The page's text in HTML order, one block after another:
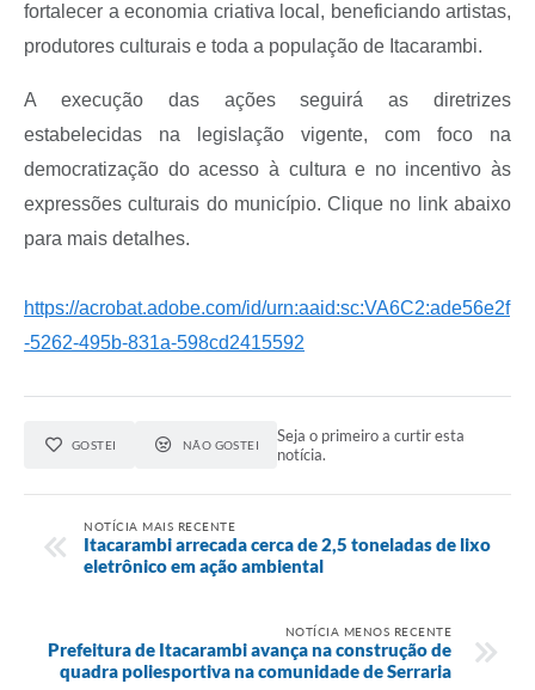
fortalecer a economia criativa local, beneficiando artistas,
produtores culturais e toda a população de Itacarambi.
A execução das ações seguirá as diretrizes
estabelecidas na legislação vigente, com foco na
democratização do acesso à cultura e no incentivo às
expressões culturais do município. Clique no link abaixo
para mais detalhes.
https://acrobat.adobe.com/id/urn:aaid:sc:VA6C2:ade56e2f
-5262-495b-831a-598cd2415592
GOSTEI NÃO GOSTEI
Seja o primeiro a curtir esta
notícia.
NOTÍCIA MAIS RECENTE
Itacarambi arrecada cerca de 2,5 toneladas de lixo
eletrônico em ação ambiental
NOTÍCIA MENOS RECENTE
Prefeitura de Itacarambi avança na construção de
quadra poliesportiva na comunidade de Serraria